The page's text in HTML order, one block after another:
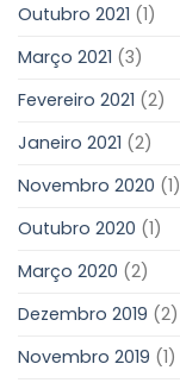
Outubro 2021 (1)
Março 2021 (3)
Fevereiro 2021 (2)
Janeiro 2021 (2)
Novembro 2020 (1)
Outubro 2020 (1)
Março 2020 (2)
Dezembro 2019 (2)
Novembro 2019 (1)